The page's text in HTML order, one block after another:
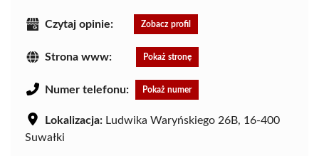
Czytaj opinie: Zobacz profil
Strona www: Pokaż stronę
Numer telefonu: Pokaż numer
Lokalizacja: Ludwika Waryńskiego 26B, 16-400
Suwałki